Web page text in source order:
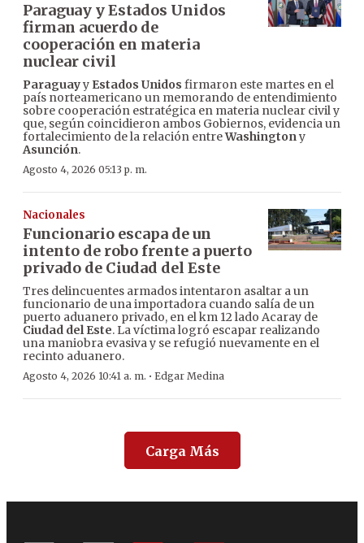
Paraguay y Estados Unidos
firman acuerdo de
cooperación en materia
nuclear civil
Paraguayy Estados Unidos firmaron este martes en el
país norteamericano un memorando de entendimiento
sobre cooperación estratégica en materia nuclear civil y
que, según coincidieron ambos Gobiernos, evidencia un
fortalecimiento de la relación entreWashingtony
Asunción.
Agosto 4, 2026 05:13 p. m.
Nacionales
Funcionario escapa de un
intento de robo frente a puerto
privado de Ciudad del Este
Tres delincuentes armados intentaron asaltar a un
funcionario de una importadora cuando salía de un
puerto aduanero privado, en el km 12 lado Acaray de
Ciudad del Este. La víctima logró escapar realizando
una maniobra evasiva y se refugió nuevamente en el
recinto aduanero.
Agosto 4, 2026 10:41 a. m. · Edgar Medina
Carga Más